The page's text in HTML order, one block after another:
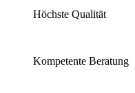
Höchste Qualität
Kompetente Beratung